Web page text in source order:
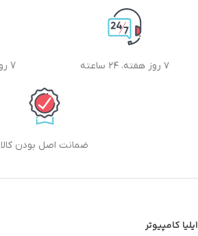
۷ روز هفته، ۲۴ ساعته 7 روز ضمانت بازگشت کالا
ضمانت اصل بودن کالا
ایلیا کامپیوتر